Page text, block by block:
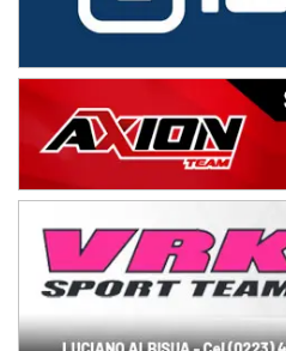
IAME SERIES ARGENTINA 6
Ramiro Tot (Asfalto)
KDO - F6
Ciudad de Trenque Lauquen (Asfalto)
Trenque Lauquen (Buenos Aires)
ENTRERRIANO - F6 (POSTERGADA)
Villaguay (Entre Ríos)
VICTORIENSE - F7
Victoria (Entre Ríos)